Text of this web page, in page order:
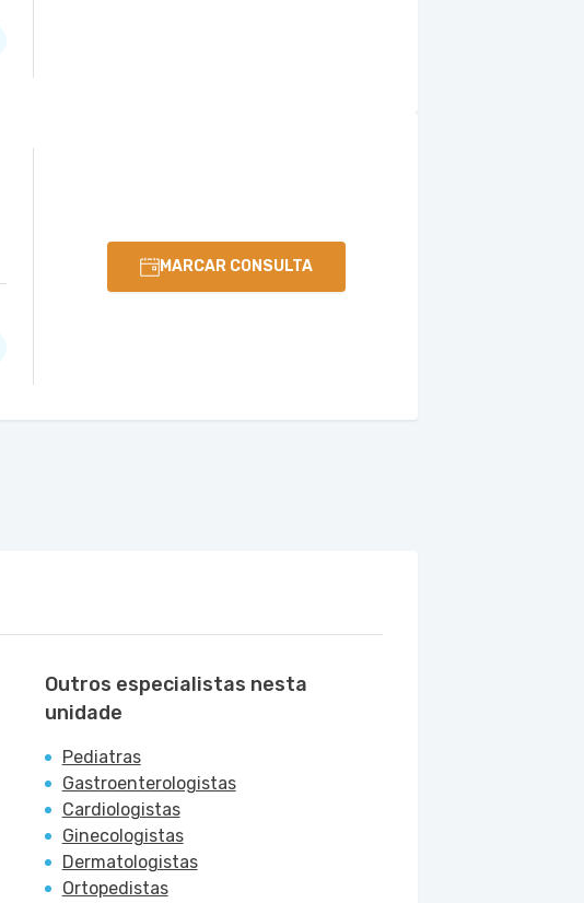
MARCAR CONSULTA
Outros especialistas nesta
unidade
Pediatras
Gastroenterologistas
Cardiologistas
Ginecologistas
Dermatologistas
Ortopedistas